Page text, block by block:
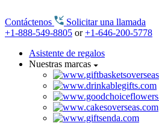
Contáctenos
Solicitar una llamada
+1-888-549-8805 or+1-646-200-5778
Asistente de regalos
Nuestras marcas